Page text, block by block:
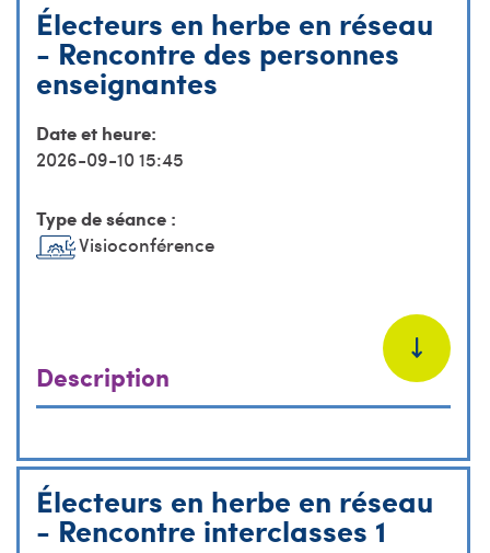
Électeurs en herbe en réseau
- Rencontre des personnes
enseignantes
Date et heure:
2026-09-10 15:45
Type de séance :
Visioconférence
Description
Électeurs en herbe en réseau
- Rencontre interclasses 1